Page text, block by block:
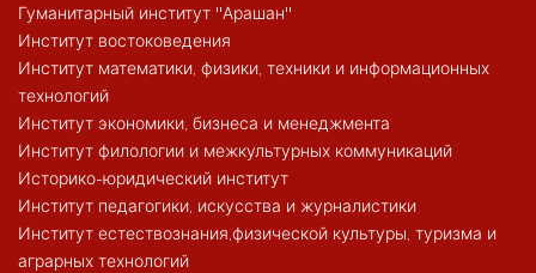
Гуманитарный институт "Арашан"
Институт востоковедения
Институт математики, физики, техники и информационных
технологий
Институт экономики, бизнеса и менеджмента
Институт филологии и межкультурных коммуникаций
Историко-юридический институт
Институт педагогики, искусства и журналистики
Институт естествознания,физической культуры, туризма и
аграрных технологий